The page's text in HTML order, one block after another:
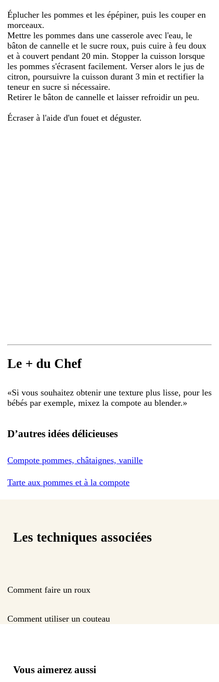
Éplucher les pommes et les épépiner, puis les couper en
morceaux.
Mettre les pommes dans une casserole avec l'eau, le
bâton de cannelle et le sucre roux, puis cuire à feu doux
et à couvert pendant 20 min. Stopper la cuisson lorsque
les pommes s'écrasent facilement. Verser alors le jus de
citron, poursuivre la cuisson durant 3 min et rectifier la
teneur en sucre si nécessaire.
Retirer le bâton de cannelle et laisser refroidir un peu.
Écraser à l'aide d'un fouet et déguster.
Le + du Chef
«Si vous souhaitez obtenir une texture plus lisse, pour les
bébés par exemple, mixez la compote au blender.»
D’autres idées délicieuses
Compote pommes, châtaignes, vanille
Tarte aux pommes et à la compote
Les techniques associées
Comment faire un roux
Comment utiliser un couteau
Vous aimerez aussi